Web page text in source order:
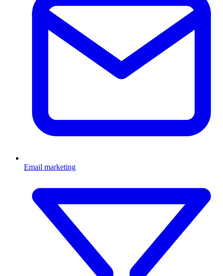
Email marketing